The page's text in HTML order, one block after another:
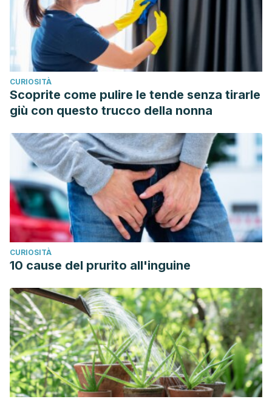
https://www.miteco.gob.es/ministerio/pags/Biblioteca/
06-02-123-139.pdf
CURIOSITÀ
Scoprite come pulire le tende senza tirarle
giù con questo trucco della nonna
CURIOSITÀ
10 cause del prurito all'inguine